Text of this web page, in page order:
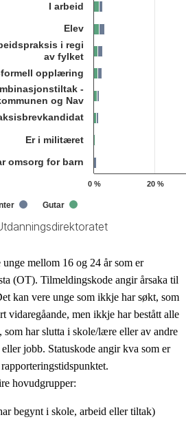
I arbeid
Elev
i regi
av fylket
opplæring
-
og Nav
Er i militæret
omsorg for barn
0 % 20 %
Gutar
mellom 16 og 24 år som er
(OT). Tilmeldingskode angir årsaka til
kan vere unge som ikkje har søkt, som
vidaregåande, men ikkje har bestått alle
har slutta i skole/lære eller av andre
jobb. Statuskode angir kva som er
hovudgrupper:
begynt i skole, arbeid eller tiltak)